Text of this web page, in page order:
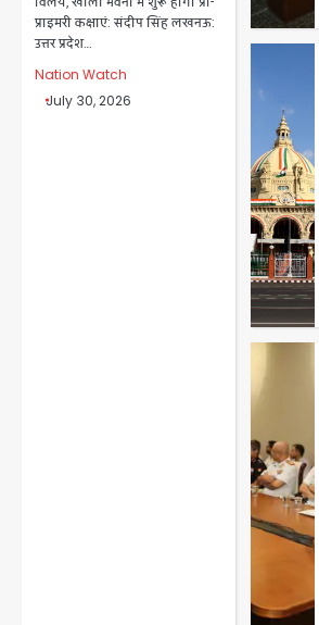
प्राइमरी कक्षाएं: संदीप सिंह लखनऊ:
उत्तर प्रदेश…
Nation Watch
July 30, 2026